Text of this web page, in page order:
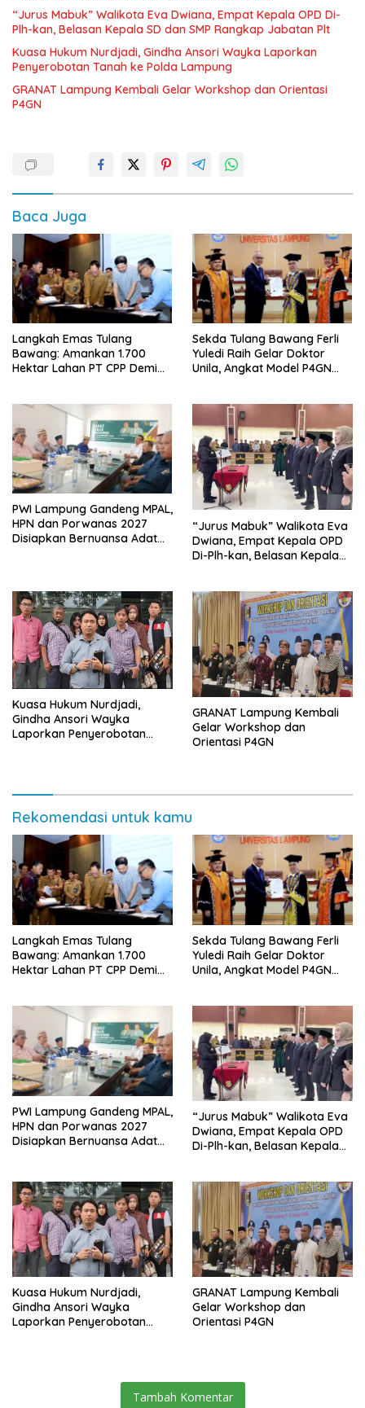
“Jurus Mabuk” Walikota Eva Dwiana, Empat Kepala OPD Di-
Plh-kan, Belasan Kepala SD dan SMP Rangkap Jabatan Plt
Kuasa Hukum Nurdjadi, Gindha Ansori Wayka Laporkan
Penyerobotan Tanah ke Polda Lampung
GRANAT Lampung Kembali Gelar Workshop dan Orientasi
P4GN
Baca Juga
Langkah Emas Tulang
Bawang: Amankan 1.700
Hektar Lahan PT CPP Demi
Sekda Tulang Bawang Ferli
Yuledi Raih Gelar Doktor
Unila, Angkat Model P4GN
PWI Lampung Gandeng MPAL,
HPN dan Porwanas 2027
Disiapkan Bernuansa Adat
“Jurus Mabuk” Walikota Eva
Dwiana, Empat Kepala OPD
Di-Plh-kan, Belasan Kepala
Kuasa Hukum Nurdjadi,
Gindha Ansori Wayka
Laporkan Penyerobotan
GRANAT Lampung Kembali
Gelar Workshop dan
Orientasi P4GN
Rekomendasi untuk kamu
Langkah Emas Tulang
Bawang: Amankan 1.700
Hektar Lahan PT CPP Demi
Sekda Tulang Bawang Ferli
Yuledi Raih Gelar Doktor
Unila, Angkat Model P4GN
PWI Lampung Gandeng MPAL,
HPN dan Porwanas 2027
Disiapkan Bernuansa Adat
“Jurus Mabuk” Walikota Eva
Dwiana, Empat Kepala OPD
Di-Plh-kan, Belasan Kepala
Kuasa Hukum Nurdjadi,
Gindha Ansori Wayka
Laporkan Penyerobotan
GRANAT Lampung Kembali
Gelar Workshop dan
Orientasi P4GN
Tambah Komentar